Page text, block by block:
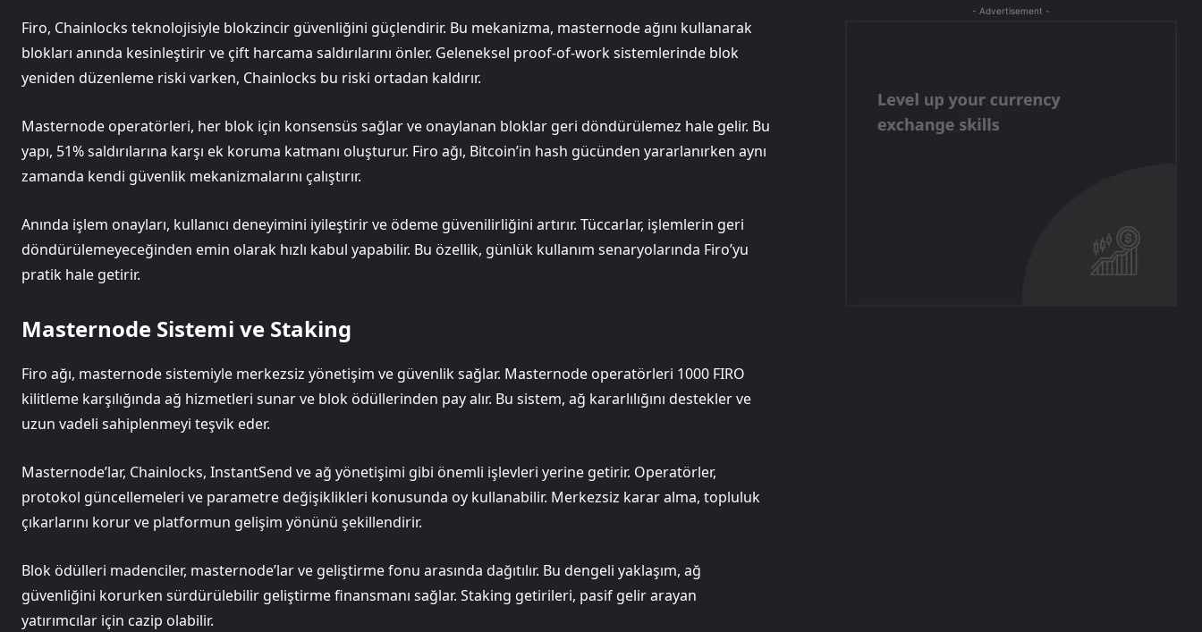
Firo, Chainlocks teknolojisiyle blokzincir güvenliğini güçlendirir. Bu mekanizma, masternode ağını kullanarak
blokları anında kesinleştirir ve çift harcama saldırılarını önler. Geleneksel proof-of-work sistemlerinde blok
yeniden düzenleme riski varken, Chainlocks bu riski ortadan kaldırır.
Masternode operatörleri, her blok için konsensüs sağlar ve onaylanan bloklar geri döndürülemez hale gelir. Bu
yapı, 51% saldırılarına karşı ek koruma katmanı oluşturur. Firo ağı, Bitcoin’in hash gücünden yararlanırken aynı
zamanda kendi güvenlik mekanizmalarını çalıştırır.
Anında işlem onayları, kullanıcı deneyimini iyileştirir ve ödeme güvenilirliğini artırır. Tüccarlar, işlemlerin geri
döndürülemeyeceğinden emin olarak hızlı kabul yapabilir. Bu özellik, günlük kullanım senaryolarında Firo’yu
pratik hale getirir.
Masternode Sistemi ve Staking
Firo ağı, masternode sistemiyle merkezsiz yönetişim ve güvenlik sağlar. Masternode operatörleri 1000 FIRO
kilitleme karşılığında ağ hizmetleri sunar ve blok ödüllerinden pay alır. Bu sistem, ağ kararlılığını destekler ve
uzun vadeli sahiplenmeyi teşvik eder.
Masternode’lar, Chainlocks, InstantSend ve ağ yönetişimi gibi önemli işlevleri yerine getirir. Operatörler,
protokol güncellemeleri ve parametre değişiklikleri konusunda oy kullanabilir. Merkezsiz karar alma, topluluk
çıkarlarını korur ve platformun gelişim yönünü şekillendirir.
Blok ödülleri madenciler, masternode’lar ve geliştirme fonu arasında dağıtılır. Bu dengeli yaklaşım, ağ
güvenliğini korurken sürdürülebilir geliştirme finansmanı sağlar. Staking getirileri, pasif gelir arayan
yatırımcılar için cazip olabilir.
- Advertisement -